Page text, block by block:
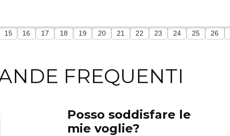
15 16 17 18 19 20 21 22 23 24 25 26
FREQUENTI
Posso soddisfare le
mie voglie?